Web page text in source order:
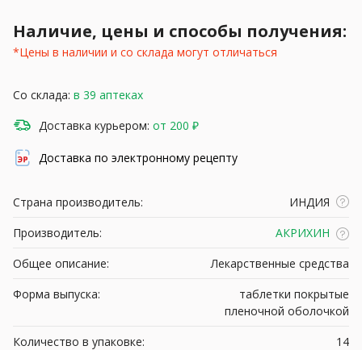
Наличие, цены и способы получения:
*Цены в наличии и со склада могут отличаться
Со склада: в 39 аптеках
Доставка курьером: от 200 ₽
Доставка по электронному рецепту
Страна производитель:
ИНДИЯ
Производитель:
АКРИХИН
Общее описание:
Лекарственные средства
Форма выпуска:
таблетки покрытые
пленочной оболочкой
Количество в упаковке:
14